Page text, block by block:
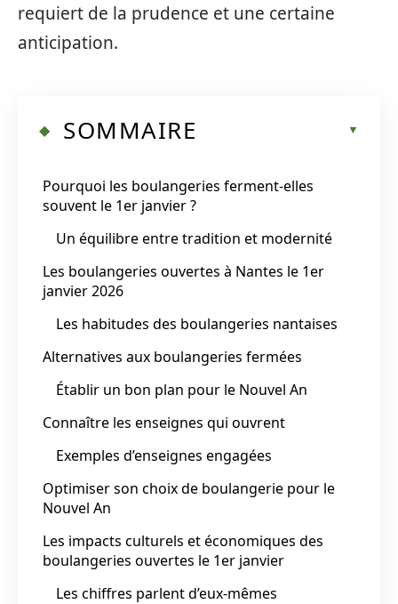
requiert de la prudence et une certaine
anticipation.
SOMMAIRE
Pourquoi les boulangeries ferment-elles
souvent le 1er janvier ?
Un équilibre entre tradition et modernité
Les boulangeries ouvertes à Nantes le 1er
janvier 2026
Les habitudes des boulangeries nantaises
Alternatives aux boulangeries fermées
Établir un bon plan pour le Nouvel An
Connaître les enseignes qui ouvrent
Exemples d’enseignes engagées
Optimiser son choix de boulangerie pour le
Nouvel An
Les impacts culturels et économiques des
boulangeries ouvertes le 1er janvier
Les chiffres parlent d’eux-mêmes